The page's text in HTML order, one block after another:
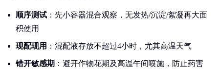
顺序测试 ：先小容器混合观察，无发热/沉淀/絮凝再大面
积使用
现配现用 ：混配液存放不超过4小时，尤其高温天气
错开敏感期 ：避开作物花期及高温午间喷施，防止药害